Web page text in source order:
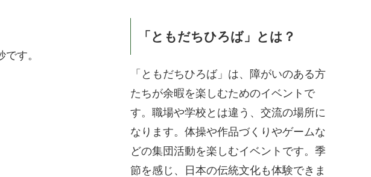
す。
「ともだちひろば」とは？
「ともだちひろば」は、障がいのある方
たちが余暇を楽しむためのイベントで
す。職場や学校とは違う、交流の場所に
なります。体操や作品づくりやゲームな
どの集団活動を楽しむイベントです。季
節を感じ、日本の伝統文化も体験できま